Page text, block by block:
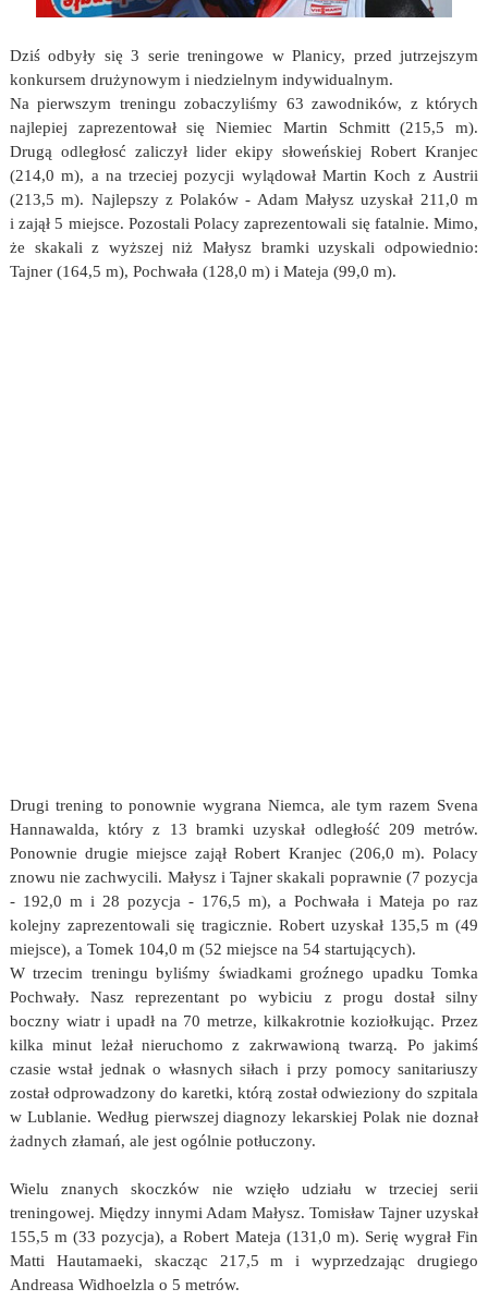
Dziś odbyły się 3 serie treningowe w Planicy, przed jutrzejszym
konkursem drużynowym i niedzielnym indywidualnym.
Na pierwszym treningu zobaczyliśmy 63 zawodników, z których
najlepiej zaprezentował się Niemiec Martin Schmitt (215,5 m).
Drugą odległosć zaliczył lider ekipy słoweńskiej Robert Kranjec
(214,0 m), a na trzeciej pozycji wylądował Martin Koch z Austrii
(213,5 m). Najlepszy z Polaków - Adam Małysz uzyskał 211,0 m
i zajął 5 miejsce. Pozostali Polacy zaprezentowali się fatalnie. Mimo,
że skakali z wyższej niż Małysz bramki uzyskali odpowiednio:
Tajner (164,5 m), Pochwała (128,0 m) i Mateja (99,0 m).
Drugi trening to ponownie wygrana Niemca, ale tym razem Svena
Hannawalda, który z 13 bramki uzyskał odległość 209 metrów.
Ponownie drugie miejsce zajął Robert Kranjec (206,0 m). Polacy
znowu nie zachwycili. Małysz i Tajner skakali poprawnie (7 pozycja
- 192,0 m i 28 pozycja - 176,5 m), a Pochwała i Mateja po raz
kolejny zaprezentowali się tragicznie. Robert uzyskał 135,5 m (49
miejsce), a Tomek 104,0 m (52 miejsce na 54 startujących).
W trzecim treningu byliśmy świadkami groźnego upadku Tomka
Pochwały. Nasz reprezentant po wybiciu z progu dostał silny
boczny wiatr i upadł na 70 metrze, kilkakrotnie koziołkując. Przez
kilka minut leżał nieruchomo z zakrwawioną twarzą. Po jakimś
czasie wstał jednak o własnych siłach i przy pomocy sanitariuszy
został odprowadzony do karetki, którą został odwieziony do szpitala
w Lublanie. Według pierwszej diagnozy lekarskiej Polak nie doznał
żadnych złamań, ale jest ogólnie potłuczony.
Wielu znanych skoczków nie wzięło udziału w trzeciej serii
treningowej. Między innymi Adam Małysz. Tomisław Tajner uzyskał
155,5 m (33 pozycja), a Robert Mateja (131,0 m). Serię wygrał Fin
Matti Hautamaeki, skacząc 217,5 m i wyprzedzając drugiego
Andreasa Widhoelzla o 5 metrów.